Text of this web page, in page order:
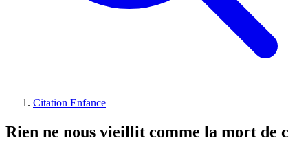
Citation Enfance
Rien ne nous vieillit comme la mort de c